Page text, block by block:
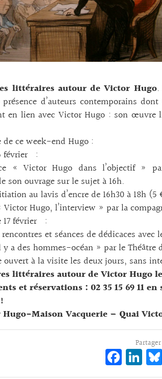
littéraires autour de Victor Hugo.
d’auteurs contemporains
en lien avec Victor Hugo : son œuvre
de ce week-end Hugo :
février :
« Victor Hugo dans l’objectif »
son ouvrage sur le sujet à 16h.
au lavis d’encre de 16h30 à 18h (5
Hugo, l’interview » par la
17 février :
et séances de dédicaces avec
a des hommes-océan » par le Théâtre
ouvert à la visite les deux jours, sans
littéraires autour de Victor Hugo le
et réservations : 02 35 15 69 11
Hugo-Maison Vacquerie – Quai
Fa
ce
Li
n